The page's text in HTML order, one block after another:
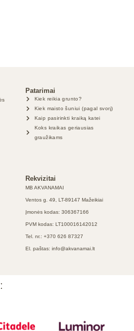
Patarimai
Kiek reikia grunto?
Kiek maisto šuniui (pagal svorį)
Kaip pasirinkti kraiką katei
Koks kraikas geriausias
graužikams
Rekvizitai
MB AKVANAMAI
Ventos g. 49, LT-89147 Mažeikiai
Įmonės kodas: 306367166
PVM kodas: LT100016142012
Tel. nr.: +370 626 87327
El. paštas: info@akvanamai.lt